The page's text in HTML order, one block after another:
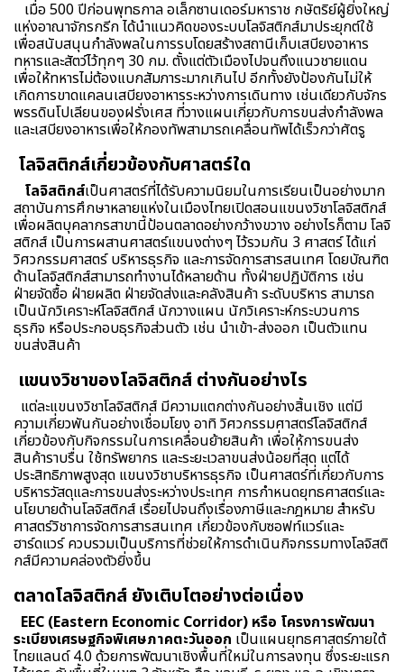
เมื่อ 500 ปีก่อนพุทธกาล อเล็กซานเดอร์มหาราช กษัตริย์ผู้ยิ่งใหญ่
แห่งอาณาจักรกรีก ได้นำแนวคิดของระบบโลจิสติกส์มาประยุกต์ใช้
เพื่อสนับสนุนกำลังพลในการรบโดยสร้างสถานีเก็บเสบียงอาหาร
ทหารและสัตว์ไว้ทุกๆ 30 กม. ตั้งแต่ตัวเมืองไปจนถึงแนวชายแดน
เพื่อให้ทหารไม่ต้องแบกสัมภาระมากเกินไป อีกทั้งยังป้องกันไม่ให้
เกิดการขาดแคลนเสบียงอาหารระหว่างการเดินทาง เช่นเดียวกับจักร
พรรดินโปเลียนของฝรั่งเศส ที่วางแผนเกี่ยวกับการขนส่งกำลังพล
และเสบียงอาหารเพื่อให้กองทัพสามารถเคลื่อนทัพได้เร็วกว่าศัตรู
โลจิสติกส์เกี่ยวข้องกับศาสตร์ใด
โลจิสติกส์เป็นศาสตร์ที่ได้รับความนิยมในการเรียนเป็นอย่างมาก
สถาบันการศึกษาหลายแห่งในเมืองไทยเปิดสอนแขนงวิชาโลจิสติกส์
เพื่อผลิตบุคลากรสาขานี้ป้อนตลาดอย่างกว้างขวาง อย่างไรก็ตาม โลจิ
สติกส์ เป็นการผสานศาสตร์แขนงต่างๆ ไว้รวมกัน 3 ศาสตร์ ได้แก่
วิศวกรรมศาสตร์ บริหารธุรกิจ และการจัดการสารสนเทศ โดยบัณฑิต
ด้านโลจิสติกส์สามารถทำงานได้หลายด้าน ทั้งฝ่ายปฏิบัติการ เช่น
ฝ่ายจัดซื้อ ฝ่ายผลิต ฝ่ายจัดส่งและคลังสินค้า ระดับบริหาร สามารถ
เป็นนักวิเคราะห์โลจิสติกส์ นักวางแผน นักวิเคราะห์กระบวนการ
ธุรกิจ หรือประกอบธุรกิจส่วนตัว เช่น นำเข้า-ส่งออก เป็นตัวแทน
ขนส่งสินค้า
แขนงวิชาของโลจิสติกส์ ต่างกันอย่างไร
แต่ละแขนงวิชาโลจิสติกส์ มีความแตกต่างกันอย่างสิ้นเชิง แต่มี
ความเกี่ยวพันกันอย่างเชื่อมโยง อาทิ วิศวกรรมศาสตร์โลจิสติกส์
เกี่ยวข้องกับกิจกรรมในการเคลื่อนย้ายสินค้า เพื่อให้การขนส่ง
สินค้าราบรื่น ใช้ทรัพยากร และระยะเวลาขนส่งน้อยที่สุด แต่ได้
ประสิทธิภาพสูงสุด แขนงวิชาบริหารธุรกิจ เป็นศาสตร์ที่เกี่ยวกับการ
บริหารวัสดุและการขนส่งระหว่างประเทศ การกำหนดยุทธศาสตร์และ
นโยบายด้านโลจิสติกส์ เรื่อยไปจนถึงเรื่องภาษีและกฎหมาย สำหรับ
ศาสตร์วิชาการจัดการสารสนเทศ เกี่ยวข้องกับซอฟท์แวร์และ
ฮาร์ดแวร์ ควบรวมเป็นบริการที่ช่วยให้การดำเนินกิจกรรมทางโลจิสติ
กส์มีความคล่องตัวยิ่งขึ้น
ตลาดโลจิสติกส์ ยังเติบโตอย่างต่อเนื่อง
EEC (Eastern Economic Corridor) หรือ โครงการพัฒนา
ระเบียงเศรษฐกิจพิเศษภาคตะวันออก เป็นแผนยุทธศาสตร์ภายใต้
ไทยแลนด์ 4.0 ด้วยการพัฒนาเชิงพื้นที่ใหม่ในการลงทุน ซึ่งระยะแรก